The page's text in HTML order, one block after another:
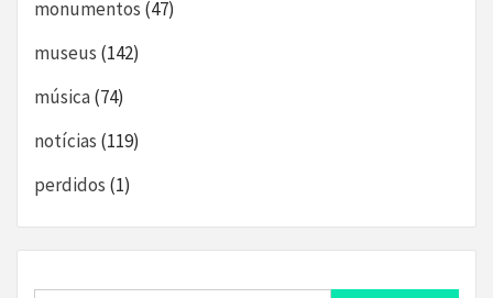
monumentos (47)
museus (142)
música(74)
notícias (119)
perdidos (1)